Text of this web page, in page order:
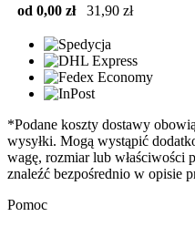
od 0,00 zł
31,90 zł
*Podane koszty dostawy
wysyłki. Mogą wystąpić
wagę, rozmiar lub właściwości
znaleźć bezpośrednio w opisie
Pomoc